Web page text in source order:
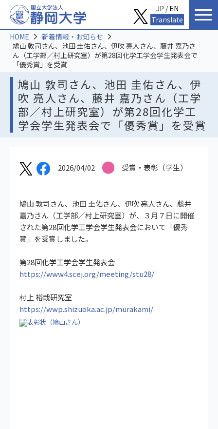
鳩山 敦司さん、池田 圭佑さん、伊
吹 亮人さん、藤井 嘉乃さん（工学
部／村上研究室）が第28回化学工
学会学生発表会で「優秀賞」を受賞
HOME
新着情報・お知らせ
鳩山 敦司さん、池田 圭佑さん、伊吹 亮人さん、藤井 嘉乃さ
ん（工学部／村上研究室）が第28回化学工学会学生発表会で
「優秀賞」を受賞
2026/04/02 受賞・表彰（学生）
鳩山 敦司さん、池田 圭佑さん、伊吹 亮人さん、藤井
嘉乃さん（工学部／村上研究室）が、３月７日に開催
された第28回化学工学会学生発表会において「優秀
賞」を受賞しました。
第28回化学工学会学生発表会
https://www4.scej.org/meeting/stu28/
村上 裕哉研究室
https://wwp.shizuoka.ac.jp/murakami/
JP /EN
Translate